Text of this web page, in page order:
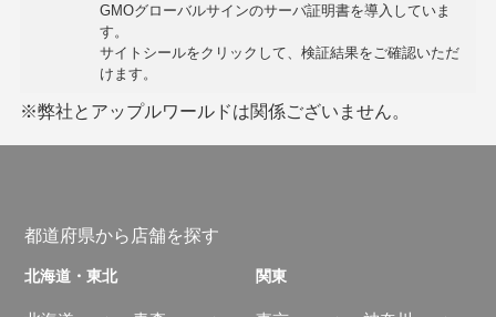
GMOグローバルサインのサーバ証明書を導入していま
す。
サイトシールをクリックして、検証結果をご確認いただ
けます。
※弊社とアップルワールドは関係ございません。
都道府県から店舗を探す
北海道・東北 関東